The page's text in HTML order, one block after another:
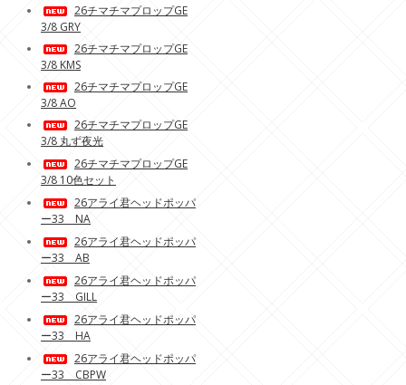
26チマチマプロップGE
3/8 GRY
26チマチマプロップGE
3/8 KMS
26チマチマプロップGE
3/8 AO
26チマチマプロップGE
3/8 丸ず夜光
26チマチマプロップGE
3/8 10色セット
26アライ君ヘッドポッパ
ー33 NA
26アライ君ヘッドポッパ
ー33 AB
26アライ君ヘッドポッパ
ー33 GILL
26アライ君ヘッドポッパ
ー33 HA
26アライ君ヘッドポッパ
ー33 CBPW